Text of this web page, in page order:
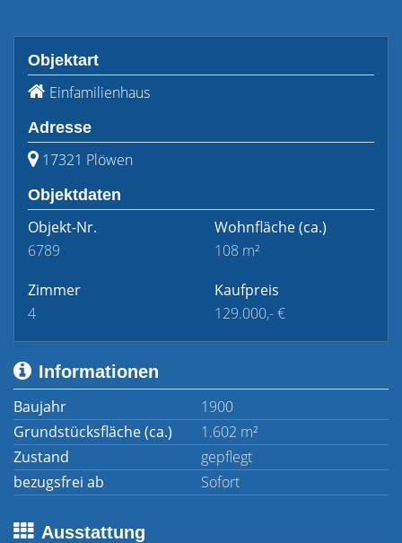
Objektart
Einfamilienhaus
Adresse
17321 Plöwen
Objektdaten
Objekt-Nr.
6789
Wohnfläche(ca.)
108 m²
Zimmer
4
Kaufpreis
129.000,- €
Informationen
Baujahr
1900
Grundstücksfläche (ca.)
1.602 m²
Zustand
gepflegt
bezugsfrei ab
Sofort
Ausstattung